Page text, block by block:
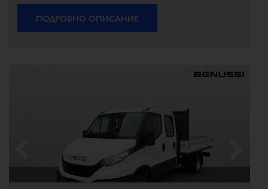
ПОДРОБНО ОПИСАНИЕ